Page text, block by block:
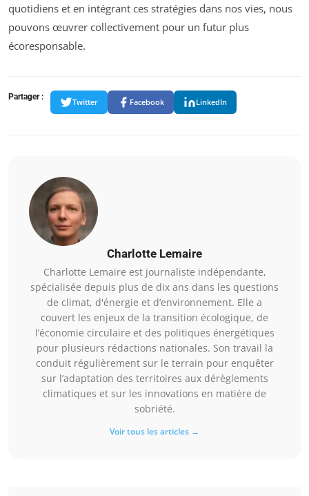
quotidiens et en intégrant ces stratégies dans nos vies, nous
pouvons œuvrer collectivement pour un futur plus
écoresponsable.
Partager :
Twitter Facebook LinkedIn
Charlotte Lemaire
Charlotte Lemaire est journaliste indépendante,
spécialisée depuis plus de dix ans dans les questions
de climat, d'énergie et d’environnement. Elle a
couvert les enjeux de la transition écologique, de
l’économie circulaire et des politiques énergétiques
pour plusieurs rédactions nationales. Son travail la
conduit régulièrement sur le terrain pour enquêter
sur l’adaptation des territoires aux dérèglements
climatiques et sur les innovations en matière de
sobriété.
Voir tous les articles →